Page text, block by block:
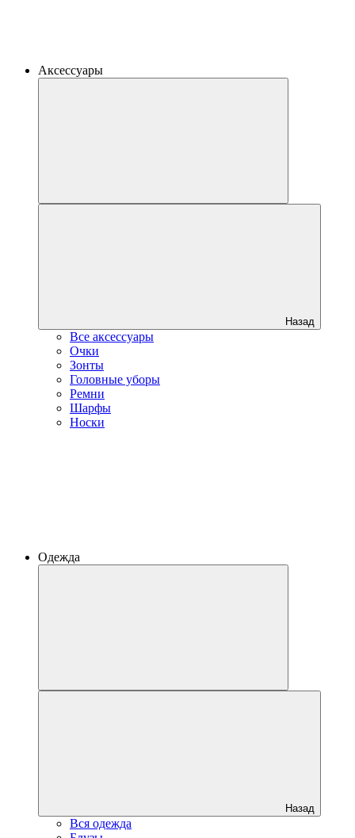
Аксессуары
Назад
Все аксессуары
Очки
Зонты
Головные уборы
Ремни
Шарфы
Носки
Одежда
Назад
Вся одежда